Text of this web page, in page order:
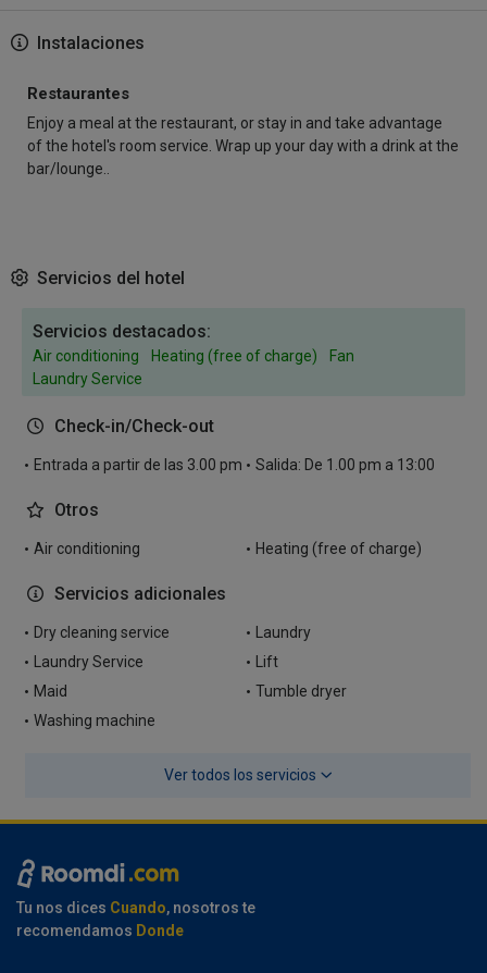
Instalaciones
Restaurantes
Enjoy a meal at the restaurant, or stay in and take advantage
of the hotel's room service. Wrap up your day with a drink at the
bar/lounge..
Servicios del hotel
Servicios destacados:
Air conditioning Heating (free of charge)
Fan
Laundry Service
Check-in/Check-out
Entrada a partir de las 3.00 pm Salida: De 1.00 pm a 13:00
Otros
Air conditioning Heating (free of charge)
Servicios adicionales
Dry cleaning service
Laundry
Laundry Service
Lift
Maid
Tumble dryer
Washing machine
Ver todos los servicios
Tu nos dices Cuando, nosotros te
recomendamos Donde